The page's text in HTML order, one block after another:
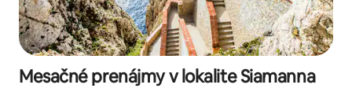
Mesačné prenájmy v lokalite Siamanna